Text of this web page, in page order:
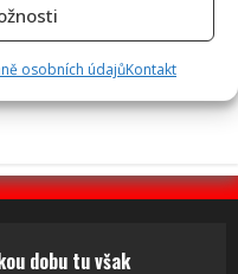
osobních údajůKontakt
Politici vedou
dobu tu však